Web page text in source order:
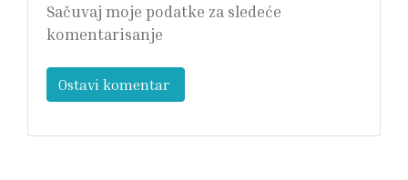
Sačuvaj moje podatke za sledeće
komentarisanje